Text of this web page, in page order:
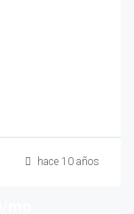
hace 10 años